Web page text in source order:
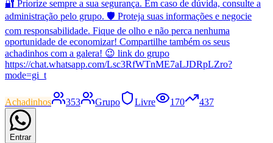
🔐 Priorize sempre a sua segurança. Em caso de dúvida, consulte a
administração pelo grupo. 🛡️ Proteja suas informações e negocie
com responsabilidade. Fique de olho e não perca nenhuma
oportunidade de economizar! Compartilhe também os seus
achadinhos com a galera! 😉 link do grupo
https://chat.whatsapp.com/Lsc3RfWTnME7aLJDRpLZro?
mode=gi_t
Achadinhos 353 Grupo Livre 170 437
Entrar